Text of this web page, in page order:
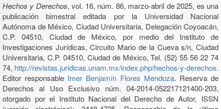
Hechos y Derechos, vol. 16, núm. 86, marzo-abril de 2025, es una
publicación bimestral editada por la Universidad Nacional
Autónoma de México, Ciudad Universitaria, Delegación Coyoacán,
C.P. 04510, Ciudad de México, por medio del Instituto de
Investigaciones Jurídicas, Circuito Mario de la Cueva s/n, Ciudad
Universitaria, C.P. 04510, Ciudad de México, Tel. (52) 55 56 22 74
74, http://revistas.juridicas.unam.mx/index.php/hechos-y-derechos.
Editor responsable Imer Benjamín Flores Mendoza. Reserva de
Derechos al Uso Exclusivo núm. 04-2014-052217121400-203,
otorgado por el Instituto Nacional del Derecho de Autor, ISSN